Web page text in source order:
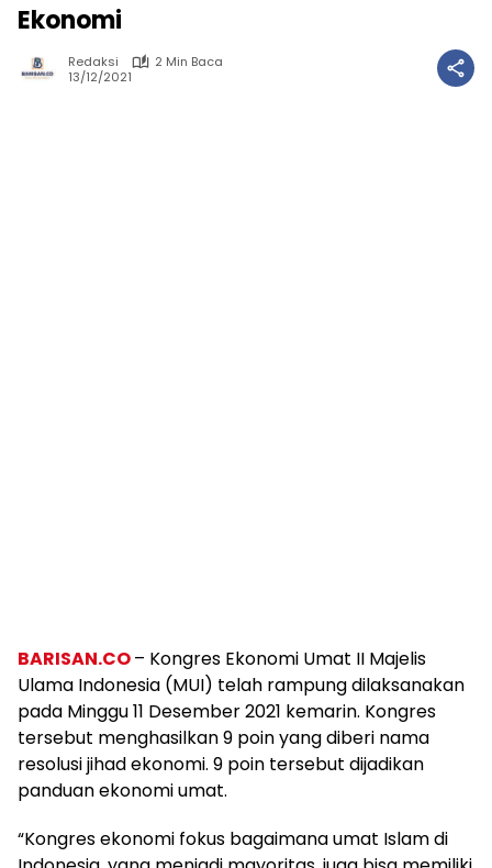
Ekonomi
Redaksi
2 Min Baca
13/12/2021
BARISAN.CO– Kongres Ekonomi Umat II Majelis
Ulama Indonesia (MUI) telah rampung dilaksanakan
pada Minggu 11 Desember 2021 kemarin. Kongres
tersebut menghasilkan 9 poin yang diberi nama
resolusi jihad ekonomi. 9 poin tersebut dijadikan
panduan ekonomi umat.
“Kongres ekonomi fokus bagaimana umat Islam di